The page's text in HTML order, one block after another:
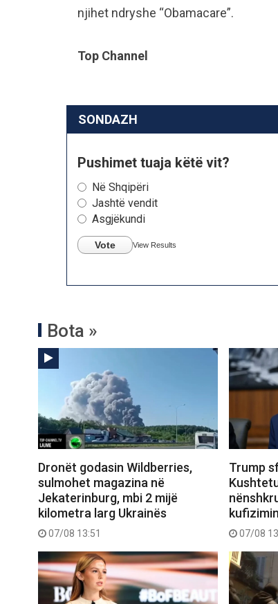
njihet ndryshe “Obamacare”.
Top Channel
SONDAZH
Pushimet tuaja këtë vit?
Në Shqipëri
Jashtë vendit
Asgjëkundi
Vote View Results
Bota »
Dronët godasin Wildberries,
sulmohet magazina në
Jekaterinburg, mbi 2 mijë
kilometra larg Ukrainës
07/08 13:51
Trump
07/08